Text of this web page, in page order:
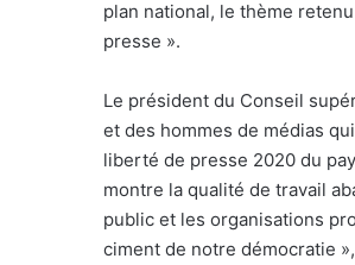
plan national, le thème
presse ».
Le président du Conseil
et des hommes de médias
liberté de presse 2020 du
montre la qualité de travail
public et les organisations
ciment de notre démocratie